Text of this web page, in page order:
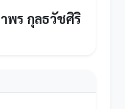
พร กุลธวัชศิริ